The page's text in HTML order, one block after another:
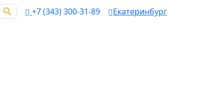
Button
+7 (343) 300-31-89
Екатеринбург